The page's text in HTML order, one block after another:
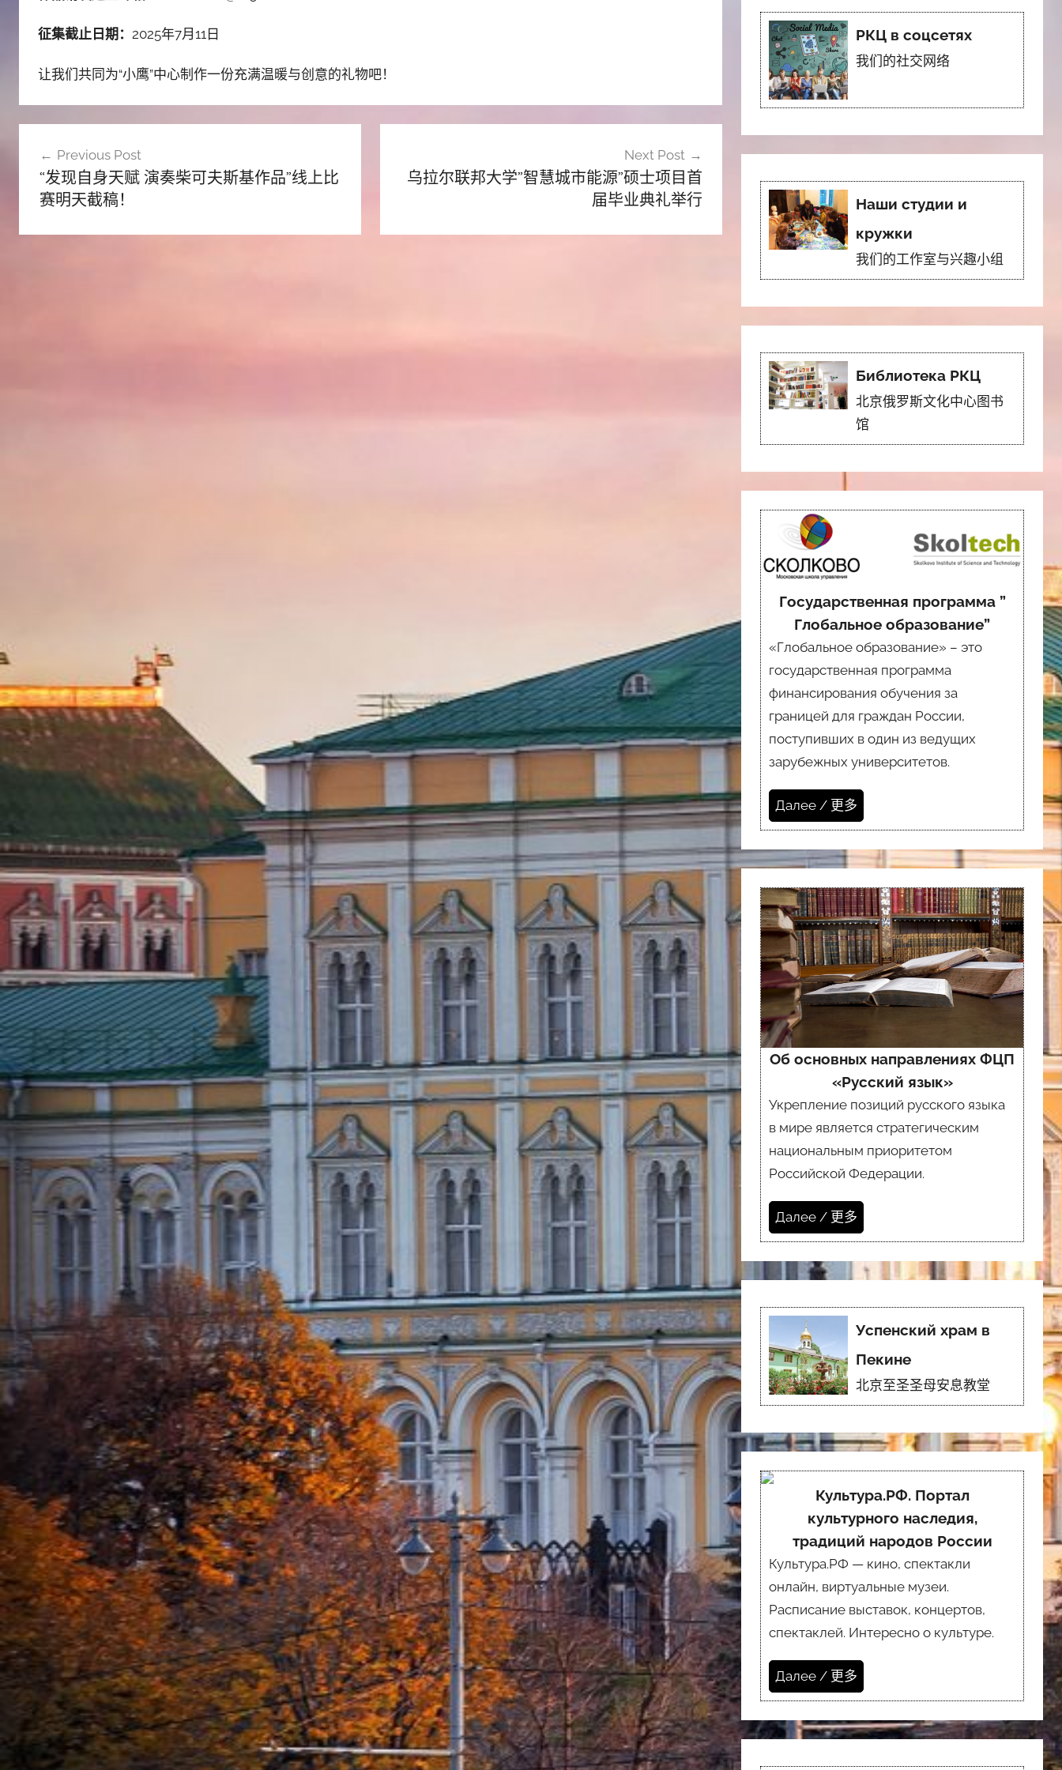
征集截止日期： 2025年7月11日
让我们共同为“小鹰”中心制作一份充满温暖与创意的礼物吧！
Previous Post
“发现自身天赋 演奏柴可夫斯基作品”线上比
赛明天截稿！
Next Post
乌拉尔联邦大学”智慧城市能源”硕士项目首
届毕业典礼举行
РКЦ в соцсетях
我们的社交网络
Наши студии и
кружки
我们的工作室与兴趣小组
Библиотека РКЦ
北京俄罗斯文化中心图书
馆
Государственная программа ”
Глобальное образование”
«Глобальное образование» – это
государственная программа
финансирования обучения за
границей для граждан России,
поступивших в один из ведущих
зарубежных университетов.
Далее / 更多
Об основных направлениях ФЦП
«Русский язык»
Укрепление позиций русского языка
в мире является стратегическим
национальным приоритетом
Российской Федерации.
Далее / 更多
Успенский храм в
Пекине
北京至圣圣母安息教堂
Культура.РФ. Портал
культурного наследия,
традиций народов России
Культура.РФ — кино, спектакли
онлайн, виртуальные музеи.
Расписание выставок, концертов,
спектаклей. Интересно о культуре.
Далее / 更多